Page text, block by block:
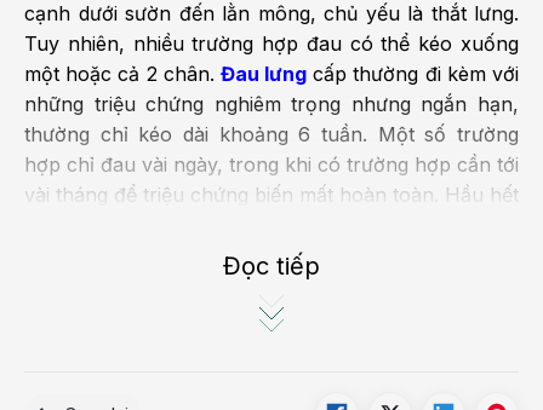
cạnh dưới sườn đến lằn mông, chủ yếu là thắt lưng.
Tuy nhiên, nhiều trường hợp đau có thể kéo xuống
một hoặc cả 2 chân. Đau lưng cấp thường đi kèm với
những triệu chứng nghiêm trọng nhưng ngắn hạn,
thường chỉ kéo dài khoảng 6 tuần. Một số trường
hợp chỉ đau vài ngày, trong khi có trường hợp cần tới
vài tháng để triệu chứng biến mất hoàn toàn. Hầu hết
cấp tính một hoặc nhiều lần trong đời. Cơn đau cấp
ở lưng có xu hướng tự khỏi mà ít khi, thậm chí không
cần can thiệp điều trị y tế chuyên sâu và không làm
Những ai thường bị đau thắt lưng?
Đọc tiếp